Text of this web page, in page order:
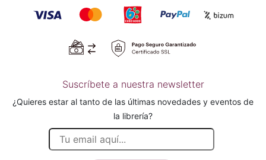
Suscríbete a nuestra newsletter
¿Quieres estar al tanto de las últimas novedades y eventos de
la librería?